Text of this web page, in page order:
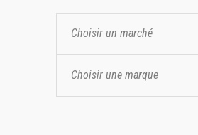
Choisir un marché
Choisir une marque